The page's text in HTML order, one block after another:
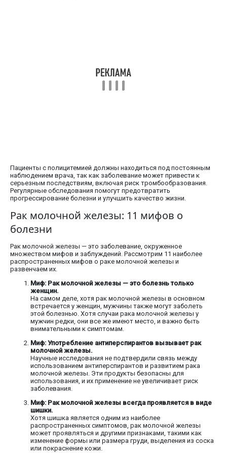
Пациенты с полицитемией должны находиться под постоянным
наблюдением врача, так как заболевание может привести к
серьезным последствиям, включая риск тромбообразования.
Регулярные обследования помогут предотвратить
прогрессирование болезни и улучшить качество жизни.
Рак молочной железы: 11 мифов о
болезни
Рак молочной железы — это заболевание, окруженное
множеством мифов и заблуждений. Рассмотрим 11 наиболее
распространенных мифов о раке молочной железы и
развенчаем их.
Миф: Рак молочной железы — это болезнь только
женщин.
На самом деле, хотя рак молочной железы в основном
встречается у женщин, мужчины также могут заболеть
этой болезнью. Хотя случаи рака молочной железы у
мужчин редки, они все же имеют место, и важно быть
внимательными к симптомам.
Миф: Употребление антиперспирантов вызывает рак
молочной железы.
Научные исследования не подтвердили связь между
использованием антиперспирантов и развитием рака
молочной железы. Эти продукты безопасны для
использования, и их применение не увеличивает риск
заболевания.
Миф: Рак молочной железы всегда проявляется в виде
шишки.
Хотя шишка является одним из наиболее
распространенных симптомов, рак молочной железы
может проявляться и другими признаками, такими как
изменение формы или размера груди, выделения из соска
или покраснение кожи.